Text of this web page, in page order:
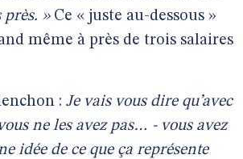
près. » Ce « juste au-dessous »
même à près de trois salaires
: Je vais vous dire qu’avec
ne les avez pas… - vous avez
idée de ce que ça représente